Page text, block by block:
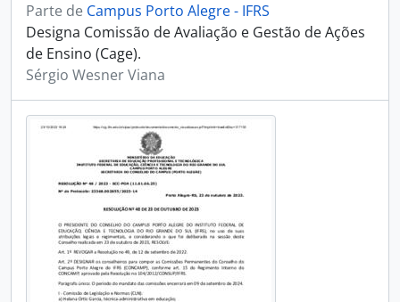
Parte de Campus Porto Alegre - IFRS
Designa Comissão de Avaliação e Gestão de Ações
de Ensino (Cage).
Sérgio Wesner Viana